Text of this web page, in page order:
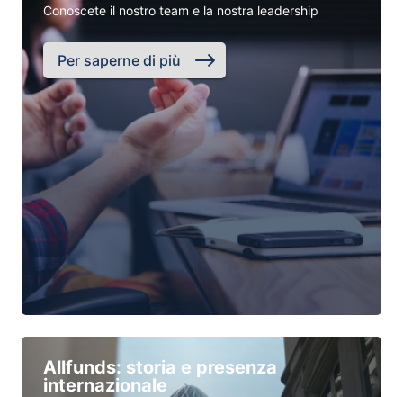
Conoscete il nostro team e la nostra leadership
Per saperne di più
Allfunds: storia e presenza
internazionale